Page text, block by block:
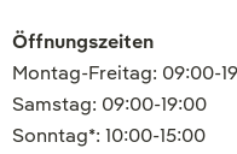
Öffnungszeiten
Montag-Freitag: 09:00-
Samstag: 09:00-19:00
Sonntag*: 10:00-15:00